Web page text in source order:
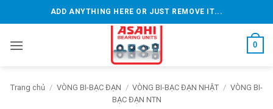
qua
dung
ADD ANYTHING HERE OR JUST REMOVE IT...
0
Trang chủ / VÒNG BI-BẠC ĐẠN / VÒNG BI-BẠC ĐẠN NHẬT / VÒNG BI-
BẠC ĐẠN NTN